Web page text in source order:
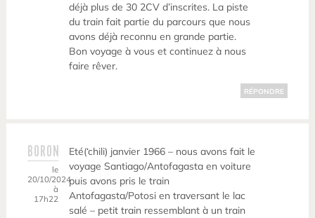
déjà plus de 30 2CV d’inscrites. La piste
du train fait partie du parcours que nous
avons déjà reconnu en grande partie.
Bon voyage à vous et continuez à nous
faire rêver.
RÉPONDRE
BORON
le
20/10/2024
à
17h22
Eté(‘chili) janvier 1966 – nous avons fait le
voyage Santiago/Antofagasta en voiture
puis avons pris le train
Antofagasta/Potosi en traversant le lac
salé – petit train ressemblant à un train